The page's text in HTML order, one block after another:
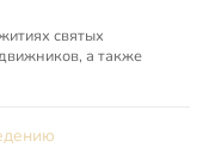
святых
а также